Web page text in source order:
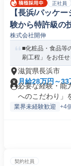
正社員
【長浜/パッケ
験から特許級の
ネージャー
株式会社開伸
■化粧品・食品等
刷工程」をお任
滋賀県長浜市
月給28万円～33
必要な経験・能
へのこだわり」
業界未経験歓迎 +4
契約社員